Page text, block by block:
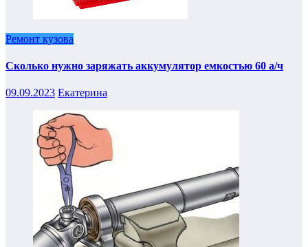
Ремонт кузова
Сколько нужно заряжать аккумулятор емкостью 60 а/ч
09.09.2023 Екатерина